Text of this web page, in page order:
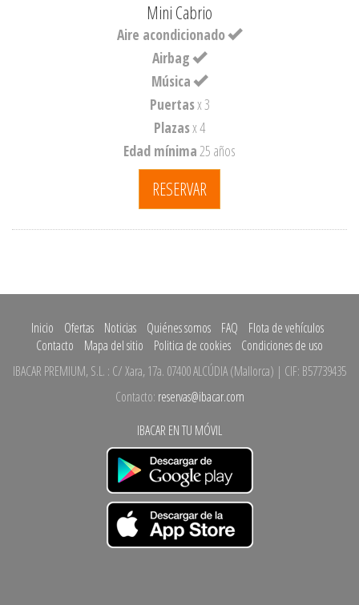
Mini Cabrio
Aire acondicionado
Airbag
Música
Puertasx 3
Plazasx 4
Edad mínima25 años
RESERVAR
Inicio Ofertas Noticias Quiénes somos FAQ
Flota de vehículos
Contacto
Mapa del sitio Politica de cookies
Condiciones de uso
IBACAR PREMIUM, S.L. : C/ Xara, 17a. 07400 ALCÚDIA(Mallorca) | CIF: B57739435
Contacto: reservas@ibacar.com
IBACAR EN TU MÓVIL